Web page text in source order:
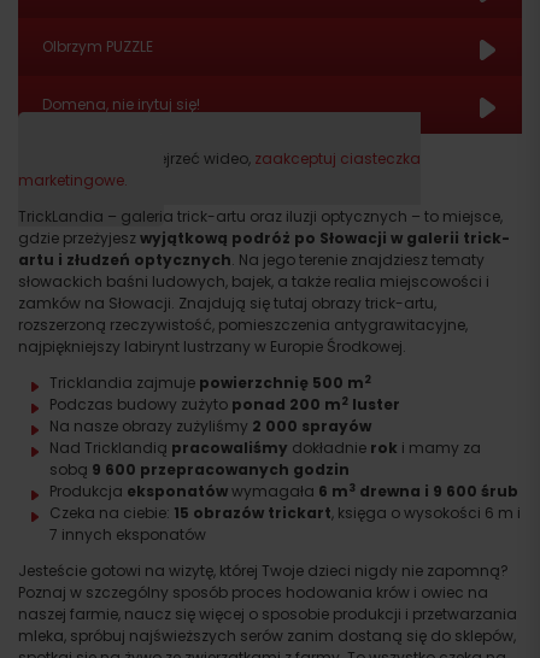
Olbrzym PUZZLE
Domena, nie irytuj się!
Proszę, aby obejrzeć wideo, zaakceptuj ciasteczka
marketingowe.
TrickLandia – galeria trick-artu oraz iluzji optycznych – to miejsce,
gdzie przeżyjeszwyjątkową podróż po Słowacji w galerii trick-
artu i złudzeń optycznych. Na jego terenie znajdziesz tematy
słowackich baśni ludowych, bajek, a także realia miejscowości i
zamków na Słowacji. Znajdują się tutaj obrazy trick-artu,
rozszerzoną rzeczywistość, pomieszczenia antygrawitacyjne,
najpiękniejszy labirynt lustrzany w Europie Środkowej.
Tricklandia zajmuje powierzchnię 500 m2
Podczas budowy zużyto ponad 200 m2 luster
Na nasze obrazy zużyliśmy 2 000 sprayów
Nad Tricklandią pracowaliśmy dokładnie rok i mamy za
sobą 9 600 przepracowanych godzin
Produkcja eksponatówwymagała 6 m3 drewna i 9 600 śrub
Czeka na ciebie: 15 obrazów trickart, księga o wysokości 6 m i
7 innych eksponatów
Jesteście gotowi na wizytę, której Twoje dzieci nigdy nie zapomną?
Poznaj w szczególny sposób proces hodowania krów i owiec na
naszej farmie, naucz się więcej o sposobie produkcji i przetwarzania
mleka, spróbuj najświeższych serów zanim dostaną się do sklepów,